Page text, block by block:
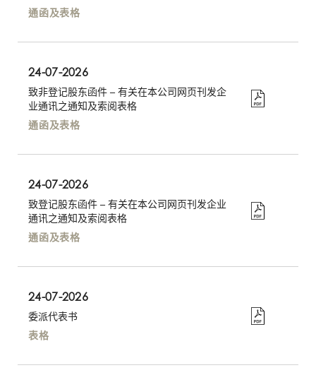
通函及表格
24-07-2026
致非登记股东函件 – 有关在本公司网页刊发企
业通讯之通知及索阅表格
通函及表格
24-07-2026
致登记股东函件 – 有关在本公司网页刊发企业
通讯之通知及索阅表格
通函及表格
24-07-2026
委派代表书
表格